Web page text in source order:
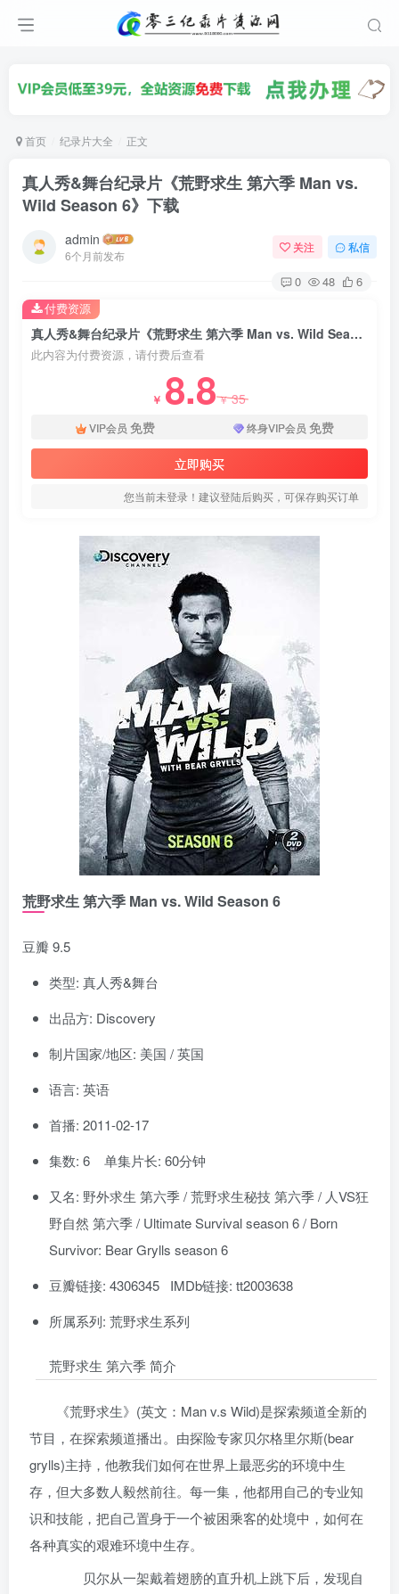
首页 纪录片大全 正文
真人秀&舞台纪录片《荒野求生 第六季 Man vs.
Wild Season 6》下载
admin
6个月前发布
关注 私信
0 48 6
真人秀&舞台纪录片《荒野求生 第六季 Man vs. Wild Season 6》下载
此内容为付费资源，请付费后查看
￥ 8.8￥35
VIP会员 免费 终身VIP会员 免费
立即购买
您当前未登录！建议登陆后购买，可保存购买订单
付费资源
荒野求生 第六季 Man vs. Wild Season 6
豆瓣 9.5
类型: 真人秀&舞台
出品方: Discovery
制片国家/地区: 美国 / 英国
语言: 英语
首播: 2011-02-17
集数: 6 单集片长: 60分钟
又名: 野外求生 第六季 / 荒野求生秘技 第六季 / 人VS狂
野自然 第六季 / Ultimate Survival season 6 / Born
Survivor: Bear Grylls season 6
豆瓣链接: 4306345 IMDb链接: tt2003638
所属系列: 荒野求生系列
荒野求生 第六季 简介
《荒野求生》(英文：Man v.s Wild)是探索频道全新的
节目，在探索频道播出。由探险专家贝尔格里尔斯(bear
grylls)主持，他教我们如何在世界上最恶劣的环境中生
存，但大多数人毅然前往。每一集，他都用自己的专业知
识和技能，把自己置身于一个被困乘客的处境中，如何在
各种真实的艰难环境中生存。
贝尔从一架戴着翅膀的直升机上跳下后，发现自